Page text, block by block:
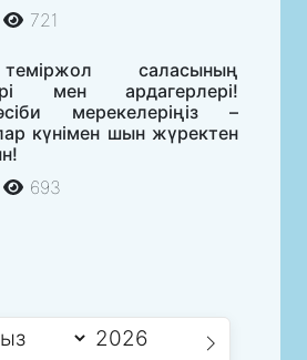
721
саласының
мен ардагерлері!
мерекелеріңіз –
күнімен шын жүректен
693